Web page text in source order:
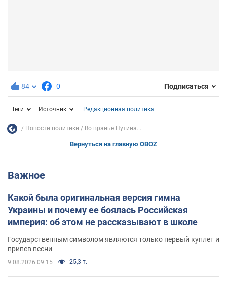
84 0 Подписаться
Теги Источник Редакционная политика
Новости политики Во вранье Путина...
Вернуться на главную OBOZ
Важное
Какой была оригинальная версия гимна
Украины и почему ее боялась Российская
империя: об этом не рассказывают в школе
Государственным символом являются только первый куплет и
припев песни
9.08.2026 09:15 25,3 т.